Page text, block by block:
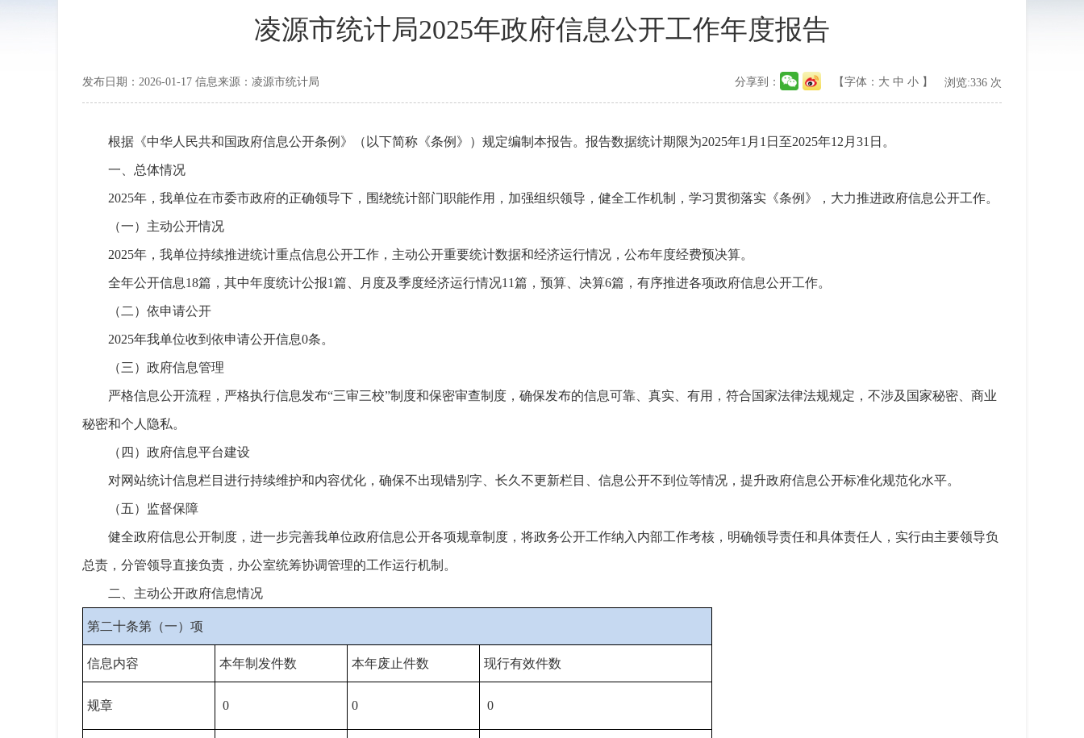
凌源市统计局2025年政府信息公开工作年度报告
发布日期：2026-01-17 信息来源：凌源市统计局 【字体： 大 中 小 】 浏览:336 次
分享到：
根据《中华人民共和国政府信息公开条例》（以下简称《条例》 ）规定编制本报告。报告数据统计期限为2025年1月1日至2025年12月31日。
一、总体情况
2025年，我单位在市委市政府的正确领导下，围绕统计部门职能作用，加强组织领导，健全工作机制，学习贯彻落实《条例》，大力推进政府信息公开工作。
（一）主动公开情况
2025年，我单位持续推进统计重点信息公开工作，主动公开重要统计数据和经济运行情况，公布年度经费预决算。
全年公开信息18篇，其中年度统计公报1篇、月度及季度经济运行情况11篇，预算、决算6篇，有序推进各项政府信息公开工作。
（二）依申请公开
2025年我单位收到依申请公开信息0条。
（三）政府信息管理
严格信息公开流程，严格执行信息发布“三审三校”制度和保密审查制度，确保发布的信息可靠、真实、有用，符合国家法律法规规定，不涉及国家秘密、商业
秘密和个人隐私。
（四）政府信息平台建设
对网站统计信息栏目进行持续维护和内容优化，确保不出现错别字、长久不更新栏目、信息公开不到位等情况，提升政府信息公开标准化规范化水平。
（五）监督保障
健全政府信息公开制度，进一步完善我单位政府信息公开各项规章制度，将政务公开工作纳入内部工作考核，明确领导责任和具体责任人，实行由主要领导负
总责，分管领导直接负责，办公室统筹协调管理的工作运行机制。
二、主动公开政府信息情况
第二十条第（一）项
信息内容 本年制发件数 本年废止件数 现行有效件数
规章 0 0 0